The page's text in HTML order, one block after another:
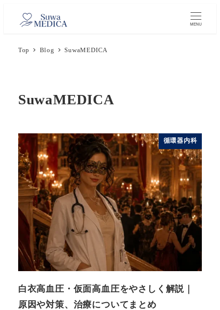
MENU
Top Blog SuwaMEDICA
SuwaMEDICA
循環器内科
白衣高血圧・仮面高血圧をやさしく解説｜
原因や対策、治療についてまとめ